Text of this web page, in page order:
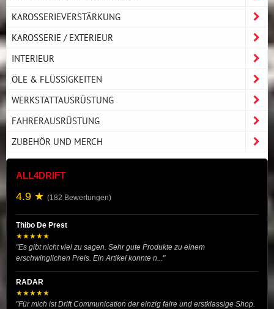
KAROSSERIEVERSTÄRKUNG
KAROSSERIE / EXTERIEUR
INTERIEUR
ÖLE & FLÜSSIGKEITEN
WERKSTATTAUSRÜSTUNG
FAHRERAUSRÜSTUNG
ZUBEHÖR UND MERCH
ALL4DRIFT
4.9 ★ (182 Bewertungen)
Thibo De Prest
★★★★★
"Es gibt nicht viel zu sagen. Sehr gute Produkte zu einem
erschwinglichen Preis. Ein Artikel konnte n..."
RADAR
★★★★★
"Für mich ist Drift Communication der einzig faire und erstklassige Shop.